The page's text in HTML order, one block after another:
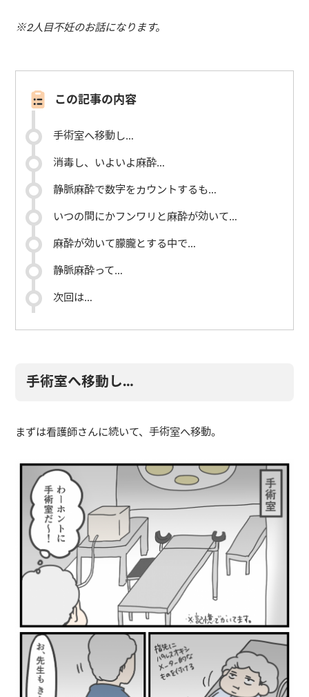
※2人目不妊のお話になります。
この記事の内容
手術室へ移動し…
消毒し、いよいよ麻酔…
静脈麻酔で数字をカウントするも…
いつの間にかフンワリと麻酔が効いて…
麻酔が効いて朦朧とする中で…
静脈麻酔って…
次回は…
手術室へ移動し…
まずは看護師さんに続いて、手術室へ移動。